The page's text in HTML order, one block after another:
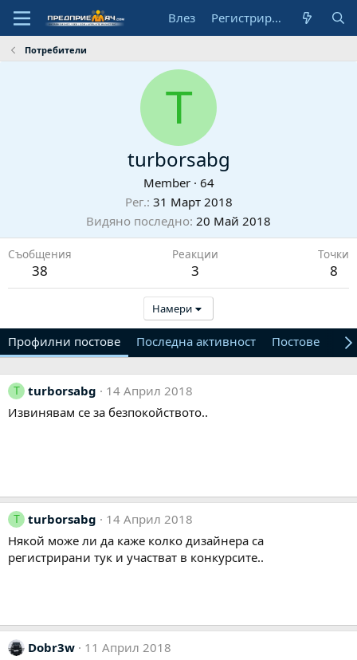
Влез Регистрирай се
Потребители
T
turborsabg
Member · 64
Рег. 31 Март 2018
Видяно последно 20 Май 2018
Съобщения
38
Реакции
3
Точки
8
Намери
Профилни постове Последна активност Постове
T turborsabg
14 Април 2018
Извинявам се за безпокойството..
T turborsabg
14 Април 2018
Някой може ли да каже колко дизайнера са
регистрирани тук и участват в конкурсите..
Dobr3w
11 Април 2018